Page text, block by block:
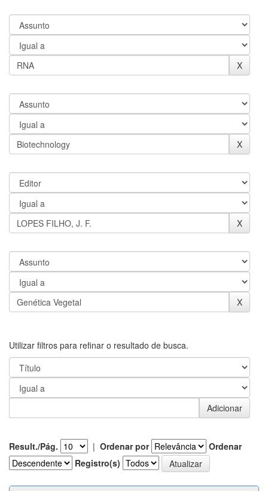
Utilizar filtros para refinar o resultado de busca.
Result./Pág. | Ordenar por
Ordenar
Registro(s)